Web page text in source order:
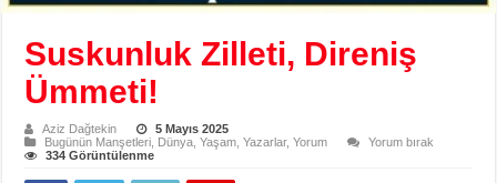
Suskunluk Zilleti, Direniş
Ümmeti!
Aziz Dağtekin
5 Mayıs 2025
Bugünün Manşetleri Dünya ,Yaşam ,Yazarlar,Yorum
Yorum bırak
334 Görüntülenme